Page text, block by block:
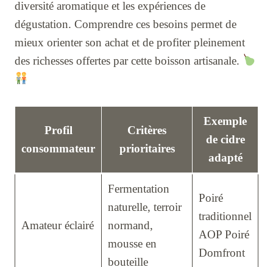
diversité aromatique et les expériences de
dégustation. Comprendre ces besoins permet de
mieux orienter son achat et de profiter pleinement
des richesses offertes par cette boisson artisanale.
Profil
consommateur
Critères
prioritaires
Exemple
de cidre
adapté
Amateur éclairé
Fermentation
naturelle, terroir
normand,
mousse en
bouteille
Poiré
traditionnel
AOP Poiré
Domfront